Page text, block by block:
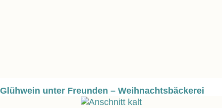
Glühwein unter Freunden – Weihnachtsbäckerei